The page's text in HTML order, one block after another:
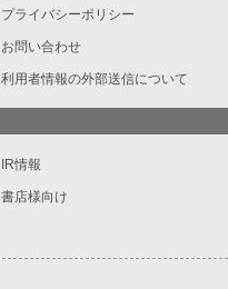
プライバシーポリシー
お問い合わせ
利用者情報の外部送信について
IR情報
書店様向け